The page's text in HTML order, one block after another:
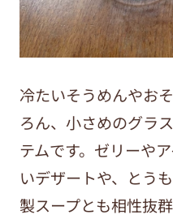
冷たいそうめんやお
ろん、小さめのグラ
テムです。ゼリーや
いデザートや、とう
製スープとも相性抜群